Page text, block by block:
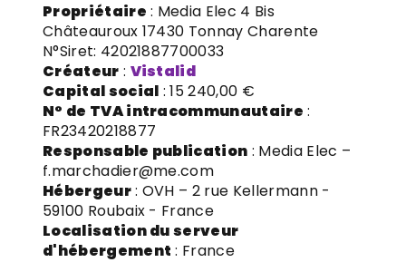
Propriétaire : Media Elec 4 Bis
Châteauroux 17430 Tonnay Charente
N°Siret: 42021887700033
Créateur : Vistalid
Capital social : 15 240,00 €
N° de TVA intracommunautaire :
FR23420218877
Responsable publication : Media Elec –
f.marchadier@me.com
Hébergeur: OVH – 2 rue Kellermann -
59100 Roubaix - France
Localisation du serveur
d'hébergement : France